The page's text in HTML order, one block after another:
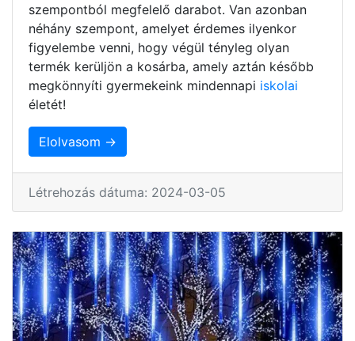
szempontból megfelelő darabot. Van azonban
néhány szempont, amelyet érdemes ilyenkor
figyelembe venni, hogy végül tényleg olyan
termék kerüljön a kosárba, amely aztán később
megkönnyíti gyermekeink mindennapi iskolai
életét!
Elolvasom →
Létrehozás dátuma: 2024-03-05